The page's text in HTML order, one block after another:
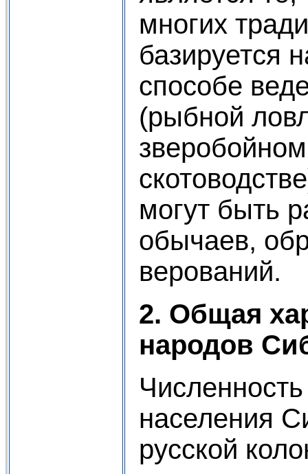
многих
базируется
способе
(рыбной
могут быть
обычаев,
верований.
2. Общая
народов
населения
русской